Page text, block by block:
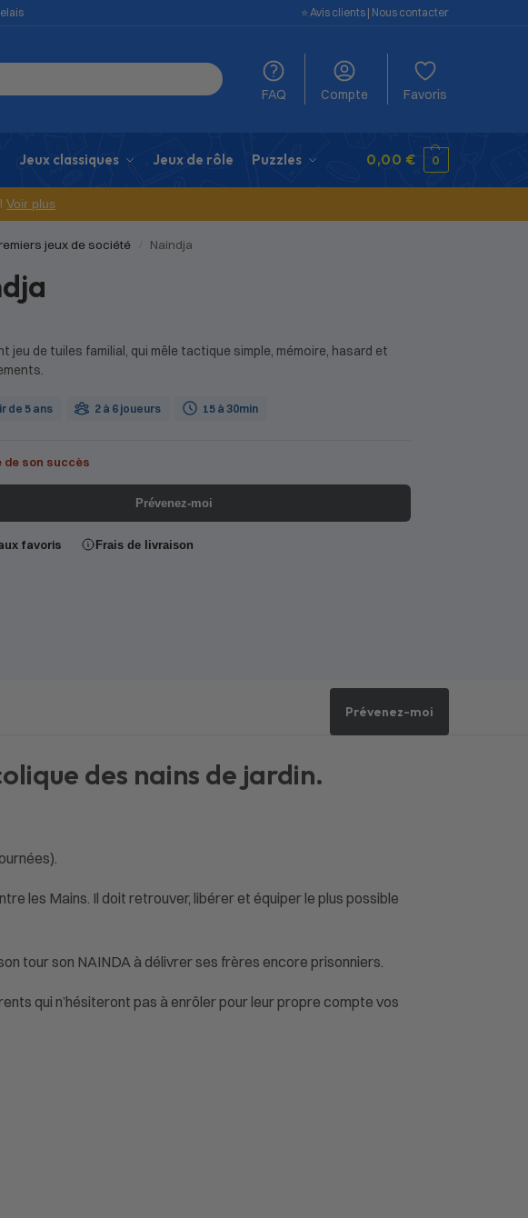
⭐️ Avis clients | Nous contacter
FAQ Compte Favoris
Jeux classiques Jeux de rôle Puzzles 0,00 € 0
Voir plus
jeux de société Naindja
jeu de tuiles familial, qui mêle tactique simple, mémoire, hasard et
de 5 ans 2 à 6 joueurs 15 à 30min
de son succès
Prévenez-moi
favoris Frais de livraison
Prévenez-moi
des nains de jardin.
les Mains. Il doit retrouver, libérer et équiper le plus possible
tour son NAINDA à délivrer ses frères encore prisonniers.
qui n’hésiteront pas à enrôler pour leur propre compte vos